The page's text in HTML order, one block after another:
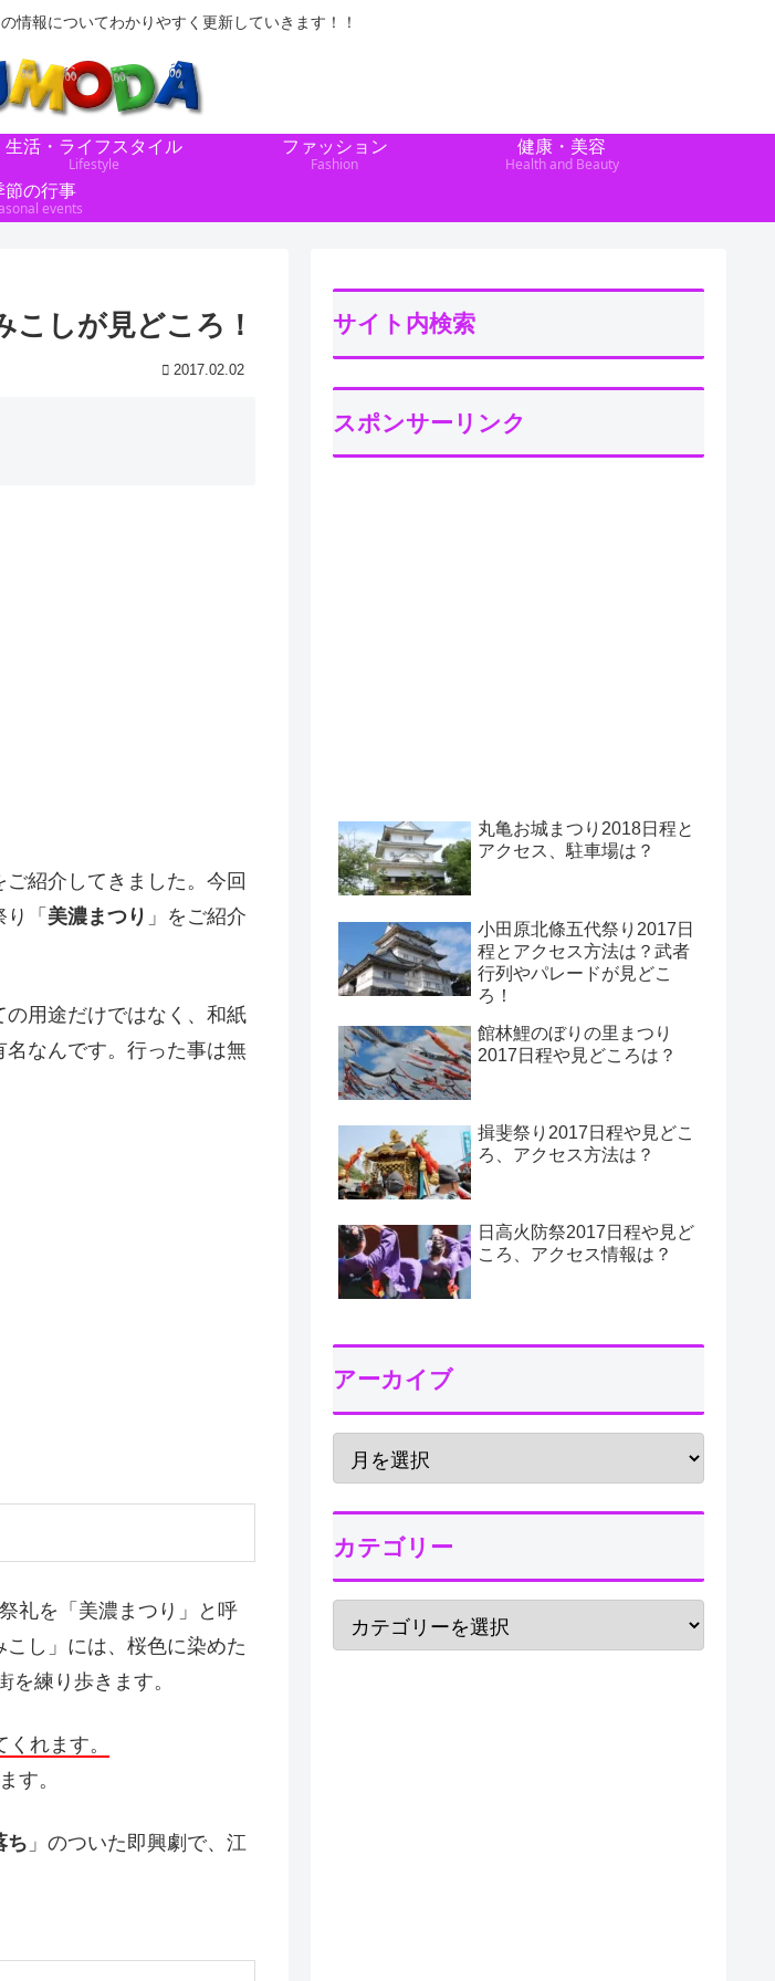
情報についてわかりやすく更新していきます！！
生活・ライフスタイル
Lifestyle
ファッション
Fashion
健康・美容
Health and Beauty
節の行事
events
こしが見どころ！
2017.02.02
紹介してきました。今回
「 美濃まつり 」をご紹介
の用途だけではなく、和紙
なんです。行った事は無
礼を「美濃まつり」と呼
し」には、桜色に染めた
を練り歩きます。
れます。
す。
ち 」のついた即興劇で、江
サイト内検索
スポンサーリンク
丸亀お城まつり2018日程と
アクセス、駐車場は？
小田原北條五代祭り2017日
程とアクセス方法は？武者
行列やパレードが見どこ
ろ！
館林鯉のぼりの里まつり
2017日程や見どころは？
揖斐祭り2017日程や見どこ
ろ、アクセス方法は？
日高火防祭2017日程や見ど
ころ、アクセス情報は？
アーカイブ
カテゴリー